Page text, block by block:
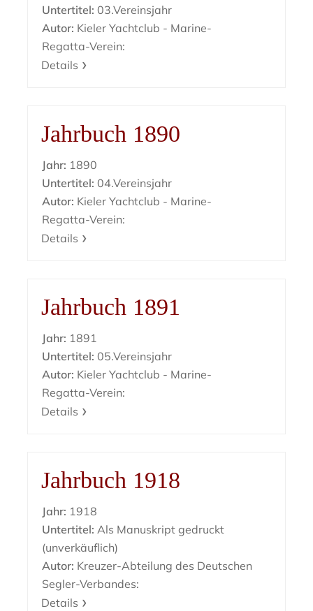
Untertitel: 03.Vereinsjahr
Autor: Kieler Yachtclub - Marine-
Regatta-Verein:
Details
Jahrbuch 1890
Jahr: 1890
Untertitel: 04.Vereinsjahr
Autor: Kieler Yachtclub - Marine-
Regatta-Verein:
Details
Jahrbuch 1891
Jahr: 1891
Untertitel: 05.Vereinsjahr
Autor: Kieler Yachtclub - Marine-
Regatta-Verein:
Details
Jahrbuch 1918
Jahr: 1918
Untertitel: Als Manuskript gedruckt
(unverkäuflich)
Autor: Kreuzer-Abteilung des Deutschen
Segler-Verbandes:
Details